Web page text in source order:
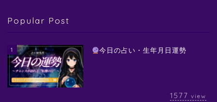
Popular Post
1 今日の占い・生年月日運勢
1577 view